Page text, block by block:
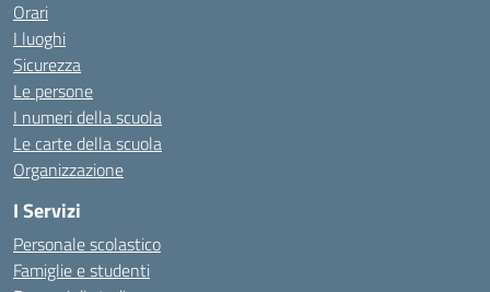
Orari
I luoghi
Sicurezza
Le persone
I numeri della scuola
Le carte della scuola
Organizzazione
I Servizi
Personale scolastico
Famiglie e studenti